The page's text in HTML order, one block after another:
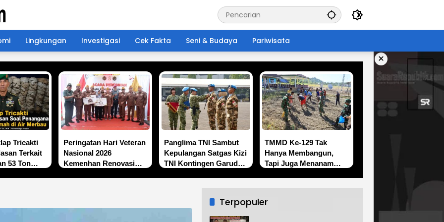
Lingkungan Investigasi Cek Fakta Seni & Budaya Pariwisata
×
Tricakti
Terkait
53 Ton
Peringatan Hari Veteran
Nasional 2026
Kemenhan Renovasi
Panglima TNI Sambut
Kepulangan Satgas Kizi
TNI Kontingen Garuda
TMMD Ke-129 Tak
Hanya Membangun,
Tapi Juga Menanam
Terpopuler